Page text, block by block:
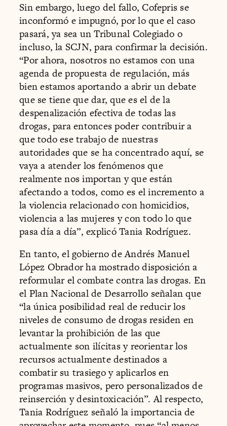
Sin embargo, luego del fallo, Cofepris se
inconformó e impugnó, por lo que el caso
pasará, ya sea un Tribunal Colegiado o
incluso, la SCJN, para confirmar la decisión.
“Por ahora, nosotros no estamos con una
agenda de propuesta de regulación, más
bien estamos aportando a abrir un debate
que se tiene que dar, que es el de la
despenalización efectiva de todas las
drogas, para entonces poder contribuir a
que todo ese trabajo de nuestras
autoridades que se ha concentrado aquí, se
vaya a atender los fenómenos que
realmente nos importan y que están
afectando a todos, como es el incremento a
la violencia relacionado con homicidios,
violencia a las mujeres y con todo lo que
pasa día a día”, explicó Tania Rodríguez.
En tanto, el gobierno de Andrés Manuel
López Obrador ha mostrado disposición a
reformular el combate contra las drogas. En
el Plan Nacional de Desarrollo señalan que
“la única posibilidad real de reducir los
niveles de consumo de drogas residen en
levantar la prohibición de las que
actualmente son ilícitas y reorientar los
recursos actualmente destinados a
combatir su trasiego y aplicarlos en
programas masivos, pero personalizados de
reinserción y desintoxicación”. Al respecto,
Tania Rodríguez señaló la importancia de